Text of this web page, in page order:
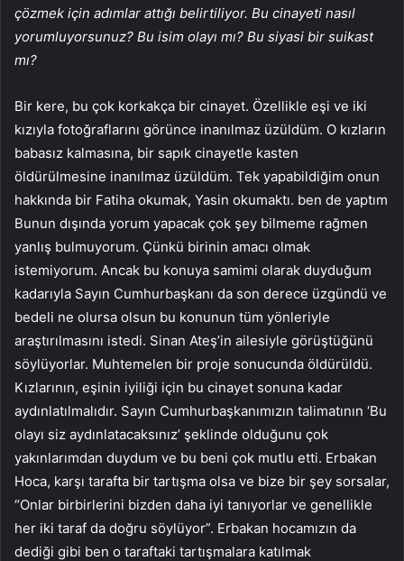
çözmek için adımlar attığı belirtiliyor. Bu cinayeti nasıl
yorumluyorsunuz? Bu isim olayı mı? Bu siyasi bir suikast
mı?
Bir kere, bu çok korkakça bir cinayet. Özellikle eşi ve iki
kızıyla fotoğraflarını görünce inanılmaz üzüldüm. O kızların
babasız kalmasına, bir sapık cinayetle kasten
öldürülmesine inanılmaz üzüldüm. Tek yapabildiğim onun
hakkında bir Fatiha okumak, Yasin okumaktı. ben de yaptım
Bunun dışında yorum yapacak çok şey bilmeme rağmen
yanlış bulmuyorum. Çünkü birinin amacı olmak
istemiyorum. Ancak bu konuya samimi olarak duyduğum
kadarıyla Sayın Cumhurbaşkanı da son derece üzgündü ve
bedeli ne olursa olsun bu konunun tüm yönleriyle
araştırılmasını istedi. Sinan Ateş’in ailesiyle görüştüğünü
söylüyorlar. Muhtemelen bir proje sonucunda öldürüldü.
Kızlarının, eşinin iyiliği için bu cinayet sonuna kadar
aydınlatılmalıdır. Sayın Cumhurbaşkanımızın talimatının ‘Bu
olayı siz aydınlatacaksınız’ şeklinde olduğunu çok
yakınlarımdan duydum ve bu beni çok mutlu etti. Erbakan
Hoca, karşı tarafta bir tartışma olsa ve bize bir şey sorsalar,
“Onlar birbirlerini bizden daha iyi tanıyorlar ve genellikle
her iki taraf da doğru söylüyor”. Erbakan hocamızın da
dediği gibi ben o taraftaki tartışmalara katılmak